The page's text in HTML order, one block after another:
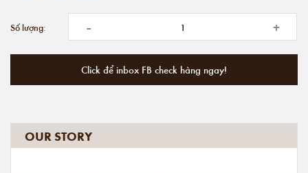
Số lượng: - +
Click để inbox FB check hàng ngay!
OUR STORY